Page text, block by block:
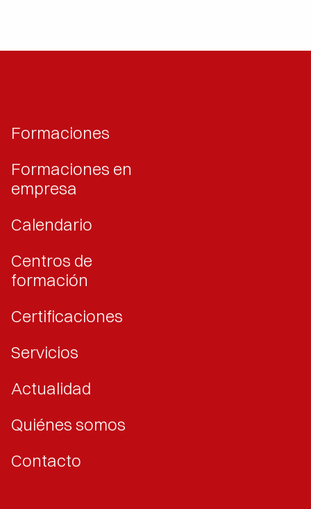
Formaciones
Formaciones en
empresa
Calendario
Centros de
formación
Certificaciones
Servicios
Actualidad
Quiénes somos
Contacto